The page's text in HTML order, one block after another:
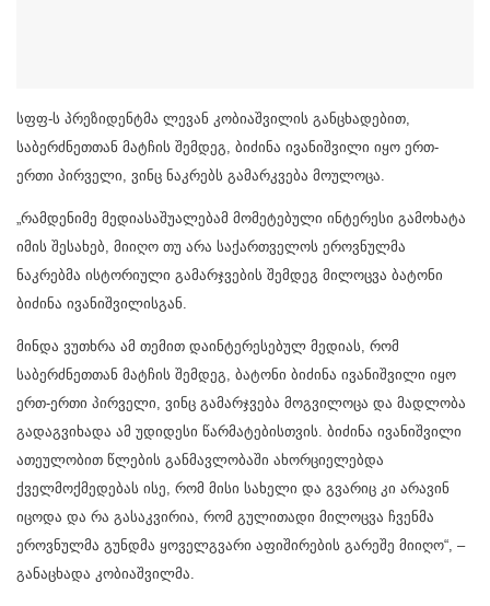
სფფ-ს პრეზიდენტმა ლევან კობიაშვილის განცხადებით,
საბერძნეთთან მატჩის შემდეგ, ბიძინა ივანიშვილი იყო ერთ-
ერთი პირველი, ვინც ნაკრებს გამარკვება მოულოცა.
„რამდენიმე მედიასაშუალებამ მომეტებული ინტერესი გამოხატა
იმის შესახებ, მიიღო თუ არა საქართველოს ეროვნულმა
ნაკრებმა ისტორიული გამარჯვების შემდეგ მილოცვა ბატონი
ბიძინა ივანიშვილისგან.
მინდა ვუთხრა ამ თემით დაინტერესებულ მედიას, რომ
საბერძნეთთან მატჩის შემდეგ, ბატონი ბიძინა ივანიშვილი იყო
ერთ-ერთი პირველი, ვინც გამარჯვება მოგვილოცა და მადლობა
გადაგვიხადა ამ უდიდესი წარმატებისთვის. ბიძინა ივანიშვილი
ათეულობით წლების განმავლობაში ახორციელებდა
ქველმოქმედებას ისე, რომ მისი სახელი და გვარიც კი არავინ
იცოდა და რა გასაკვირია, რომ გულითადი მილოცვა ჩვენმა
ეროვნულმა გუნდმა ყოველგვარი აფიშირების გარეშე მიიღო“, –
განაცხადა კობიაშვილმა.